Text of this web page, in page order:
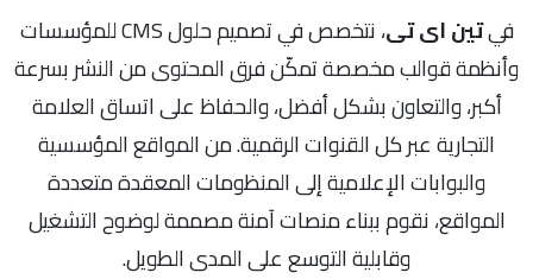
فيتين اى تى
، نتخصص في تصميم حلول CMS للمؤسسات
وأنظمة قوالب مخصصة تمكّن فرق المحتوى من النشر بسرعة
أكبر، والتعاون بشكل أفضل، والحفاظ على اتساق العلامة
التجارية عبر كل القنوات الرقمية. من المواقع المؤسسية
والبوابات الإعلامية إلى المنظومات المعقدة متعددة
المواقع، نقوم ببناء منصات آمنة مصممة لوضوح التشغيل
وقابلية التوسع على المدى الطويل.